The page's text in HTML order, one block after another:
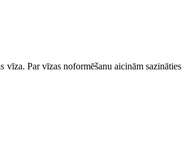
vīza. Par vīzas noformēšanu aicinām sazināties